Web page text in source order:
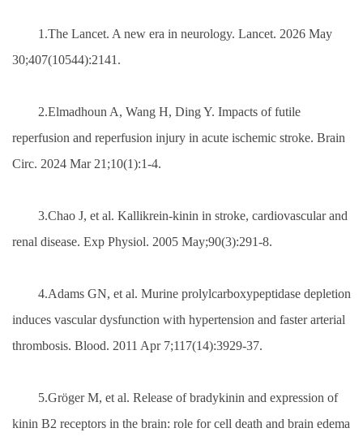
1.The Lancet. A new era in neurology. Lancet. 2026 May
30;407(10544):2141.
2.Elmadhoun A, Wang H, Ding Y. Impacts of futile
reperfusion and reperfusion injury in acute ischemic stroke. Brain
Circ. 2024 Mar 21;10(1):1-4.
3.Chao J, et al. Kallikrein-kinin in stroke, cardiovascular and
renal disease. Exp Physiol. 2005 May;90(3):291-8.
4.Adams GN, et al. Murine prolylcarboxypeptidase depletion
induces vascular dysfunction with hypertension and faster arterial
thrombosis. Blood. 2011 Apr 7;117(14):3929-37.
5.Gröger M, et al. Release of bradykinin and expression of
kinin B2 receptors in the brain: role for cell death and brain edema